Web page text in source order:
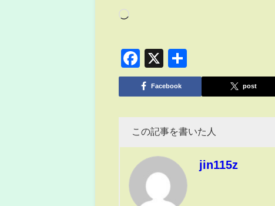
Facebook
X
有
Facebook post
この記事を書いた人
jin115z